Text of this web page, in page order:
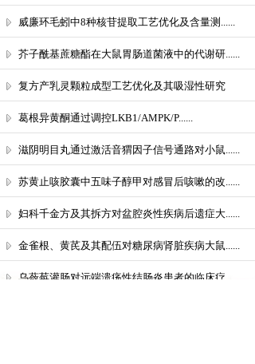
威廉环毛蚓中8种核苷提取工艺优化及含量测......
芥子酰基蔗糖酯在大鼠胃肠道菌液中的代谢研......
复方产乳灵颗粒成型工艺优化及其吸湿性研究
葛根异黄酮通过调控LKB1/AMPK/P......
滋阴明目丸通过激活音猬因子信号通路对小鼠......
苏黄止咳胶囊中五味子醇甲对感冒后咳嗽的改......
妇科千金方及其拆方对盆腔炎性疾病后遗症大......
金雀根、黄芪及其配伍对糖尿病肾脏疾病大鼠......
乌蔹莓灌肠对远端溃疡性结肠炎患者的临床疗......